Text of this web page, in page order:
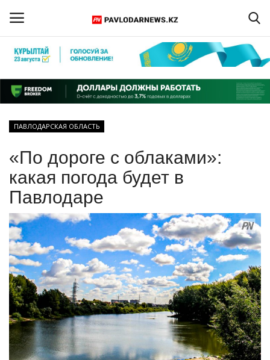
Регистрация
Главная
ПАВЛОДАРСКАЯ ОБЛАСТЬ
КАЗАХСТАН
МИР
СПЕЦПРОЕКТЫ
СПОРТ
Чек-лист
РАЗВЛЕЧЕНИЯ
ПАВЛОДАРСКАЯ ОБЛАСТЬ
«По дороге с облаками»:
какая погода будет в
Павлодаре